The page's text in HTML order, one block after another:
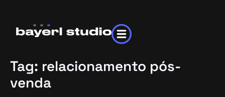
Tag: relacionamento pós-
venda